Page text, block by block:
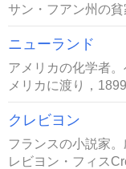
サン・フアン州の貧
ニューランド
アメリカの化学者
メリカに渡り，
クレビヨン
フランスの小説家
レビヨン・フィス